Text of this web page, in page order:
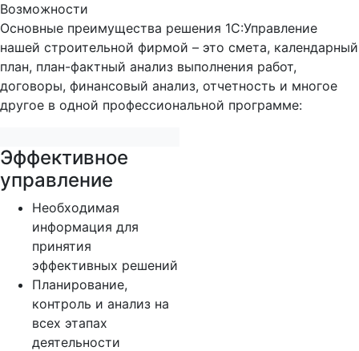
Возможности
Основные преимущества решения 1С:Управление
нашей строительной фирмой – это смета, календарный
план, план-фактный анализ выполнения работ,
договоры, финансовый анализ, отчетность и многое
другое в одной профессиональной программе:
Эффективное
управление
Необходимая
информация для
принятия
эффективных решений
Планирование,
контроль и анализ на
всех этапах
деятельности